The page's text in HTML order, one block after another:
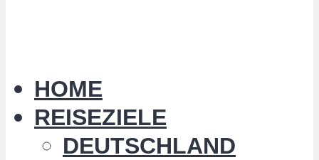
HOME
REISEZIELE
DEUTSCHLAND